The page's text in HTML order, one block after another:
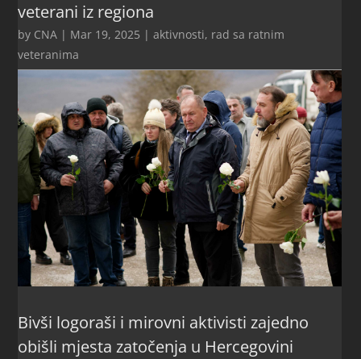
veterani iz regiona
by CNA | Mar 19, 2025 |aktivnosti, rad sa ratnim
veteranima
Bivši logoraši i mirovni aktivisti zajedno
obišli mjesta zatočenja u Hercegovini